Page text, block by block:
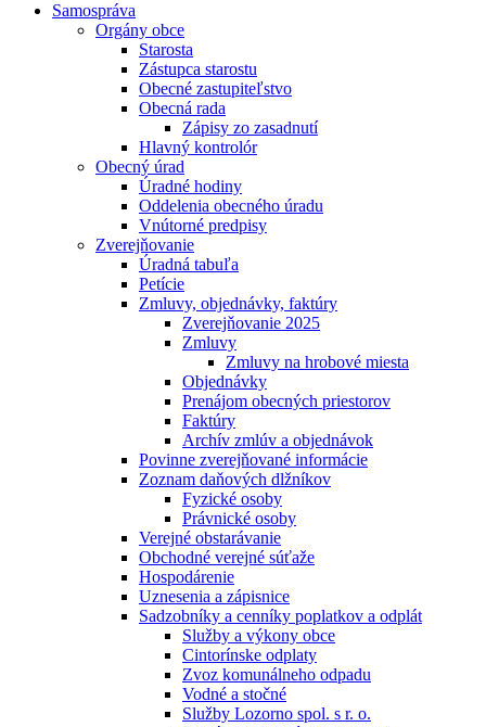
Samospráva
Orgány obce
Starosta
Zástupca starostu
Obecné zastupiteľstvo
Obecná rada
Zápisy zo zasadnutí
Hlavný kontrolór
Obecný úrad
Úradné hodiny
Oddelenia obecného úradu
Vnútorné predpisy
Zverejňovanie
Úradná tabuľa
Petície
Zmluvy, objednávky, faktúry
Zverejňovanie 2025
Zmluvy
Zmluvy na hrobové miesta
Objednávky
Prenájom obecných priestorov
Faktúry
Archív zmlúv a objednávok
Povinne zverejňované informácie
Zoznam daňových dlžníkov
Fyzické osoby
Právnické osoby
Verejné obstarávanie
Obchodné verejné súťaže
Hospodárenie
Uznesenia a zápisnice
Sadzobníky a cenníky poplatkov a odplát
Služby a výkony obce
Cintorínske odplaty
Zvoz komunálneho odpadu
Vodné a stočné
Služby Lozorno spol. s r. o.